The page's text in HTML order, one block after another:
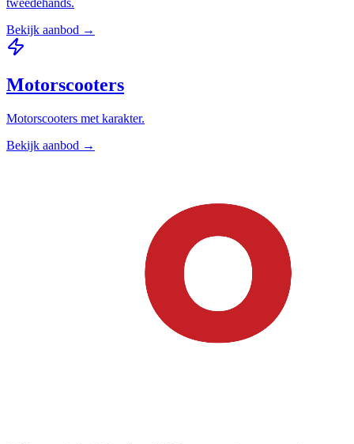
Bekijk aanbod →
Motorscooters
Motorscooters met karakter.
Bekijk aanbod →